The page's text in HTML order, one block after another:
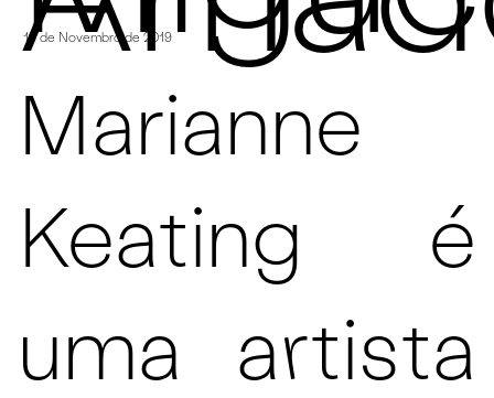
18 de Novembro de 2019
Marianne
Keating é
uma artista